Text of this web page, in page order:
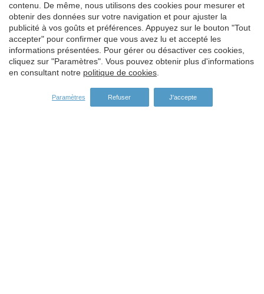
contenu. De même, nous utilisons des cookies pour mesurer et
obtenir des données sur votre navigation et pour ajuster la
publicité à vos goûts et préférences. Appuyez sur le bouton "Tout
accepter" pour confirmer que vous avez lu et accepté les
informations présentées. Pour gérer ou désactiver ces cookies,
cliquez sur "Paramètres". Vous pouvez obtenir plus d'informations
en consultant notre politique de cookies.
Paramètres Refuser J'accepte
Enregistrer les paramètres Tout accepter